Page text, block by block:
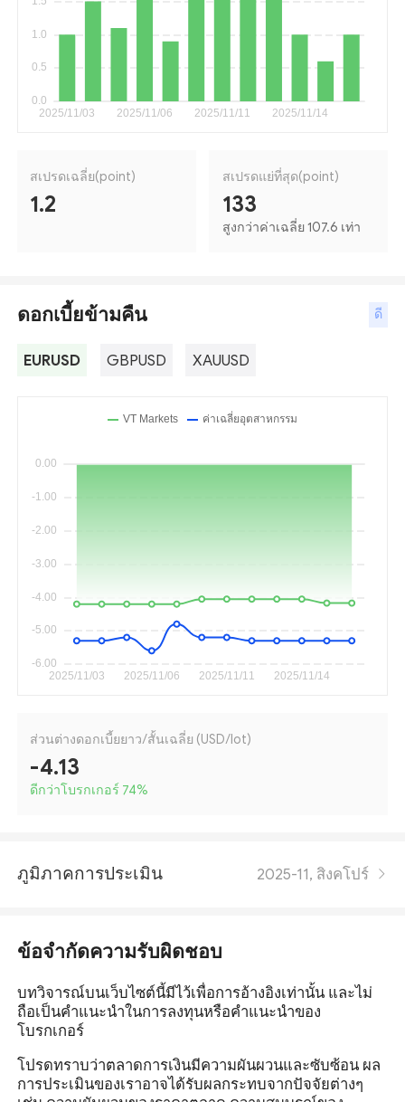
สเปรดเฉลี่ย(point)
1.2
สเปรดแย่ที่สุด(point)
133
สูงกว่าค่าเฉลี่ย 107.6 เท่า
ดอกเบี้ยข้ามคืน ดี
EURUSD GBPUSD XAUUSD
ส่วนต่างดอกเบี้ยยาว/สั้นเฉลี่ย (USD/lot)
-4.13
ดีกว่าโบรกเกอร์ 74%
ภูมิภาคการประเมิน 2025-11, สิงคโปร์
ข้อจำกัดความรับผิดชอบ
บทวิจารณ์บนเว็บไซต์นี้มีไว้เพื่อการอ้างอิงเท่านั้น และไม่
ถือเป็นคำแนะนำในการลงทุนหรือคำแนะนำของ
โบรกเกอร์
โปรดทราบว่าตลาดการเงินมีความผันผวนและซับซ้อน ผล
การประเมินของเราอาจได้รับผลกระทบจากปัจจัยต่างๆ